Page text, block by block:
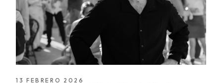
13 FEBRERO 2026